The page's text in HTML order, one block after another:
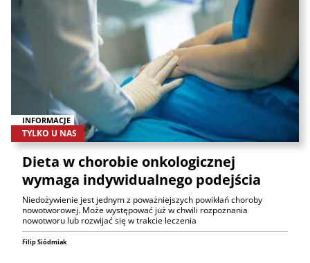
INFORMACJE
TYLKO U NAS
Dieta w chorobie onkologicznej
wymaga indywidualnego podejścia
Niedożywienie jest jednym z poważniejszych powikłań choroby
nowotworowej. Może występować już w chwili rozpoznania
nowotworu lub rozwijać się w trakcie leczenia
Filip Siódmiak